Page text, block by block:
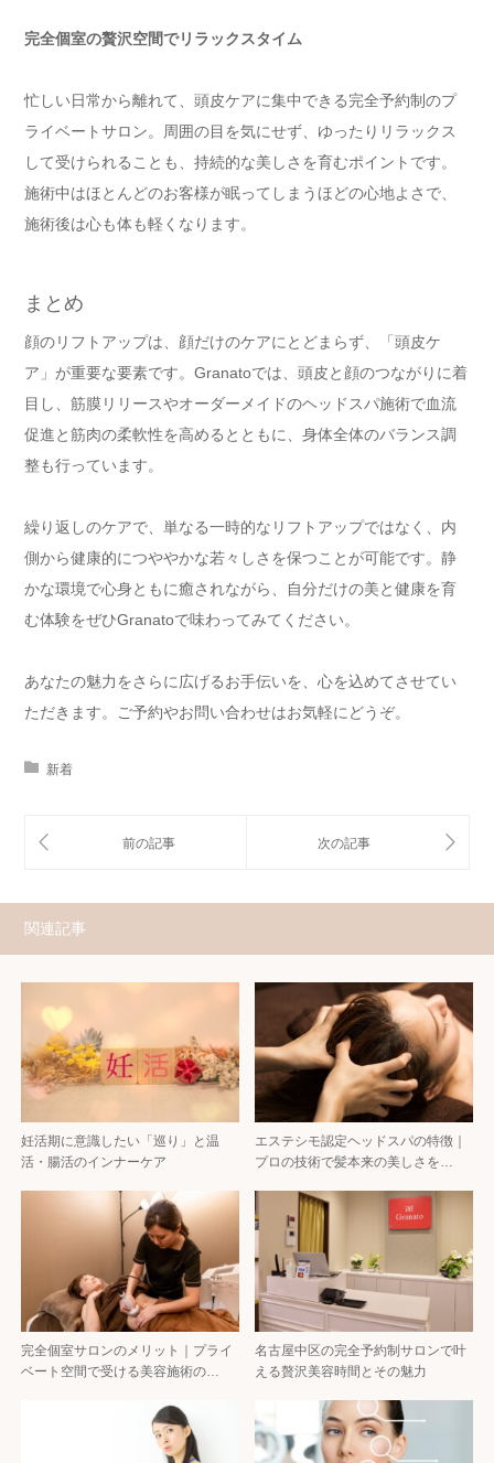
完全個室の贅沢空間でリラックスタイム
忙しい日常から離れて、頭皮ケアに集中できる完全予約制のプ
ライベートサロン。周囲の目を気にせず、ゆったりリラックス
して受けられることも、持続的な美しさを育むポイントです。
施術中はほとんどのお客様が眠ってしまうほどの心地よさで、
施術後は心も体も軽くなります。
まとめ
顔のリフトアップは、顔だけのケアにとどまらず、「頭皮ケ
ア」が重要な要素です。Granatoでは、頭皮と顔のつながりに着
目し、筋膜リリースやオーダーメイドのヘッドスパ施術で血流
促進と筋肉の柔軟性を高めるとともに、身体全体のバランス調
整も行っています。
繰り返しのケアで、単なる一時的なリフトアップではなく、内
側から健康的につややかな若々しさを保つことが可能です。静
かな環境で心身ともに癒されながら、自分だけの美と健康を育
む体験をぜひGranatoで味わってみてください。
あなたの魅力をさらに広げるお手伝いを、心を込めてさせてい
ただきます。ご予約やお問い合わせはお気軽にどうぞ。
新着
関連記事
妊活期に意識したい「巡り」と温
活・腸活のインナーケア
エステシモ認定ヘッドスパの特徴｜
プロの技術で髪本来の美しさを…
完全個室サロンのメリット｜プライ
ベート空間で受ける美容施術の…
名古屋中区の完全予約制サロンで叶
える贅沢美容時間とその魅力